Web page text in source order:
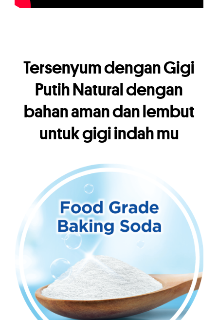
Tersenyum dengan Gigi
Putih Natural dengan
bahan aman dan lembut
untuk gigi indah mu